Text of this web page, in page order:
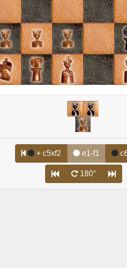
+ c5xf2 e1-f1
180°